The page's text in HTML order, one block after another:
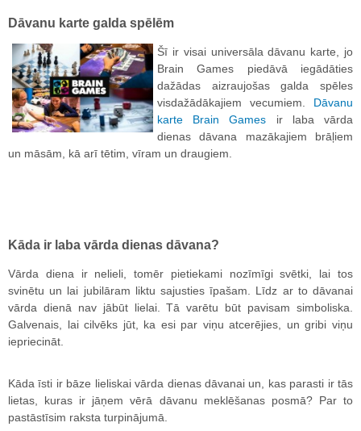
Dāvanu karte galda spēlēm
Šī ir visai universāla dāvanu karte, jo
Brain Games piedāvā iegādāties
dažādas aizraujošas galda spēles
visdažādākajiem vecumiem. Dāvanu
karte Brain Games ir laba vārda
dienas dāvana mazākajiem brāļiem
un māsām, kā arī tētim, vīram un draugiem.
Kāda ir laba vārda dienas dāvana?
Vārda diena ir nelieli, tomēr pietiekami nozīmīgi svētki, lai tos
svinētu un lai jubilāram liktu sajusties īpašam. Līdz ar to dāvanai
vārda dienā nav jābūt lielai. Tā varētu būt pavisam simboliska.
Galvenais, lai cilvēks jūt, ka esi par viņu atcerējies, un gribi viņu
iepriecināt.
Kāda īsti ir bāze lieliskai vārda dienas dāvanai un, kas parasti ir tās
lietas, kuras ir jāņem vērā dāvanu meklēšanas posmā? Par to
pastāstīsim raksta turpinājumā.